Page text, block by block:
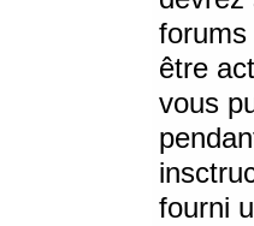
forums
être
vous
fourni